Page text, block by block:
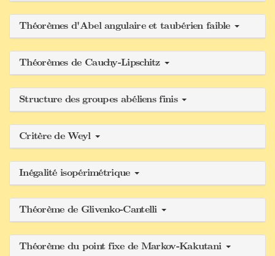
Théorèmes d'Abel angulaire et taubérien faible
Théorèmes de Cauchy-Lipschitz
Structure des groupes abéliens finis
Critère de Weyl
Inégalité isopérimétrique
Théorème de Glivenko-Cantelli
Théorème du point fixe de Markov-Kakutani